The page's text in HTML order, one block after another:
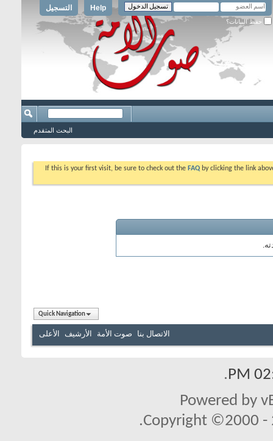
التسجيل Help
حفظ البيانات؟
البحث المتقدم
If this is your first visit, be sure to check out the FAQ by clicking the link
Quick Navigation
الاتصال بنا صوت الأمة الأرشيف الأعلى
.
Powered by
Copyright ©2000 -